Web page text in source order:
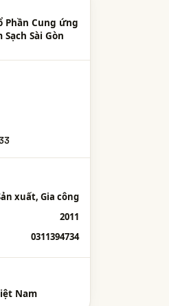
Phần Cung ứng
Sài Gòn
xuất, Gia công
2011
0311394734
Nam